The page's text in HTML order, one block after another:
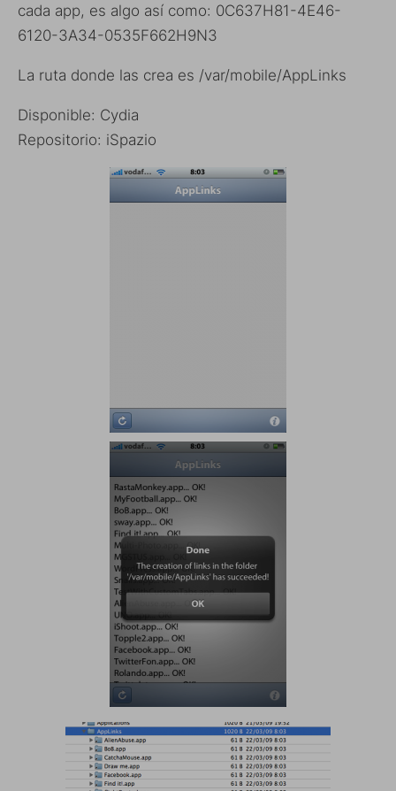
cada app, es algo así como: 0C637H81-4E46-
6120-3A34-0535F662H9N3
La ruta donde las crea es /var/mobile/AppLinks
Disponible: Cydia
Repositorio: iSpazio